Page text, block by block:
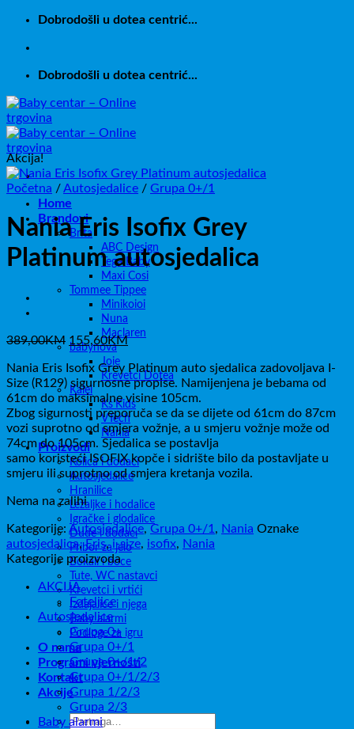
Skip
content
Dobrodošli u dotea centrić...
Dobrodošli u dotea centrić...
Home
Brandovi
Brita
ABC Design
Tega Baby
Maxi Cosi
Tommee Tippee
Minikoioi
Nuna
Maclaren
babynova
Joie
Krevetci Dotea
Kalei
Ks’Kids
VTech
Nania
Proizvodi
Kolica i dodaci
Autosjedalice
Hranilice
Ležaljke i hodalice
Igračke i glodalice
Dude i dodaci
Pribor za jelo
Bokali i boce
Tute, WC nastavci
Krevetci i vrtići
Izdajalice i njega
Baby alarmi
Podloge za igru
O nama
Programi vjernosti
Kontakt
Akcije
Pretraži:
Akcija!
Početna /Autosjedalice / Grupa 0+/1
Nania Eris Isofix Grey
Platinum autosjedalica
389,00KM Izvorna
cijena
bila
je:
389,00KM.
155,60KMTrenutna
je:
155,60KM.
Nania Eris Isofix Grey Platinum auto sjedalica zadovoljava I-
Size (R129) sigurnosne propise. Namijenjena je bebama od
61cm do maksimalne visine 105cm.
Zbog sigurnosti preporuča se da se dijete od 61cm do 87cm
vozi suprotno od smjera vožnje, a u smjeru vožnje može od
74cm do 105cm. Sjedalica se postavlja
samo koristeći ISOFIX kopče i sidrište bilo da postavljate u
smjeru ili suprotno od smjera kretanja vozila.
Nema na zalihi
Kategorije: Autosjedalice, Grupa 0+/1 , Nania Oznake
autosjedalica,Eris,i-size, isofix, Nania
Kategorije proizvoda
AKCIJA
Foteljice
Autosjedalice
Grupa 0+
Grupa 0+/1
Grupa 0+/1/2
Grupa 0+/1/2/3
Grupa 1/2/3
Grupa 2/3
Baby alarmi